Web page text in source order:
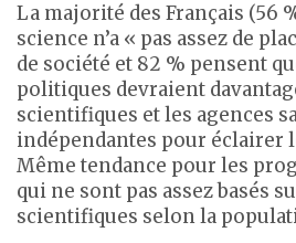
La majorité des Français (56
science n’a « pas assez de
de société et 82 % pensent
politiques devraient
scientifiques et les agences
indépendantes pour éclairer
Même tendance pour les
qui ne sont pas assez basés
scientifiques selon la